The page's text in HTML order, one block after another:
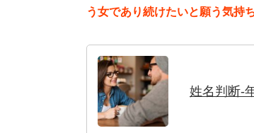
う女であり続けたいと願う気持
姓名判断-